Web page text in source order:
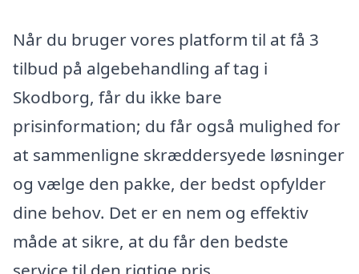
Når du bruger vores platform til at få 3
tilbud på algebehandling af tag i
Skodborg, får du ikke bare
prisinformation; du får også mulighed for
at sammenligne skræddersyede løsninger
og vælge den pakke, der bedst opfylder
dine behov. Det er en nem og effektiv
måde at sikre, at du får den bedste